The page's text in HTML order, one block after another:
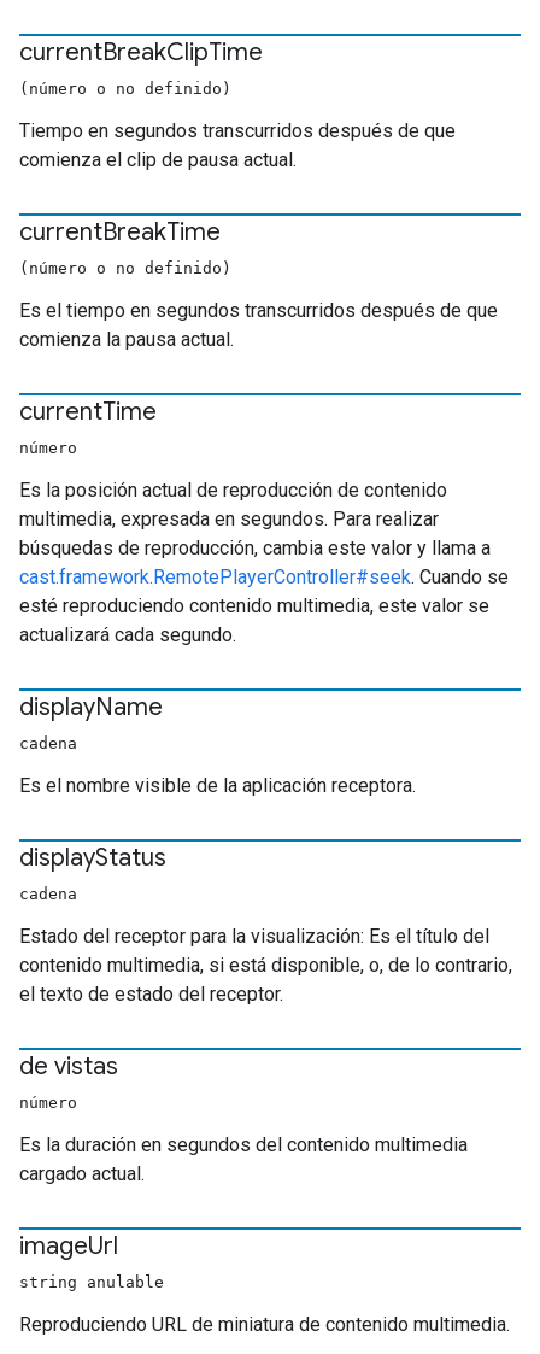
currentBreakClipTime
(número o no definido)
Tiempo en segundos transcurridos después de que
comienza el clip de pausa actual.
currentBreakTime
(número o no definido)
Es el tiempo en segundos transcurridos después de que
comienza la pausa actual.
currentTime
número
Es la posición actual de reproducción de contenido
multimedia, expresada en segundos. Para realizar
búsquedas de reproducción, cambia este valor y llama a
cast.framework.RemotePlayerController#seek. Cuando se
esté reproduciendo contenido multimedia, este valor se
actualizará cada segundo.
displayName
cadena
Es el nombre visible de la aplicación receptora.
displayStatus
cadena
Estado del receptor para la visualización: Es el título del
contenido multimedia, si está disponible, o, de lo contrario,
el texto de estado del receptor.
de vistas
número
Es la duración en segundos del contenido multimedia
cargado actual.
imageUrl
string anulable
Reproduciendo URL de miniatura de contenido multimedia.